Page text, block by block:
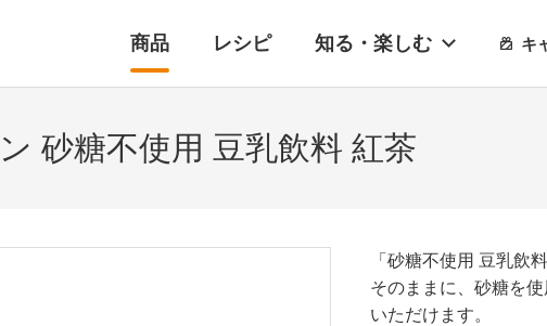
商品 レシピ 知る・楽しむ キ
砂糖不使用 豆乳飲料 紅茶
「砂糖不使用 豆乳飲
そのままに、砂糖を
いただけます。